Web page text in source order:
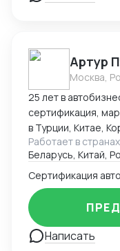
Артур
Москва,
25 лет в
сертификация,
в Турции, Китае,
омологировать
Работает в странах
Беларусь, Китай,
Написать